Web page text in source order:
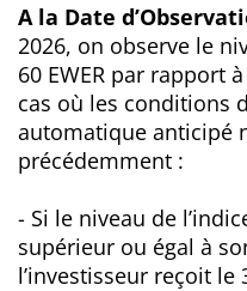
A la Date
2026, on observe le
60 EWER par rapport
cas où les conditions
automatique anticipé
précédemment :
- Si le niveau de
supérieur ou égal à
l’investisseur reçoit le